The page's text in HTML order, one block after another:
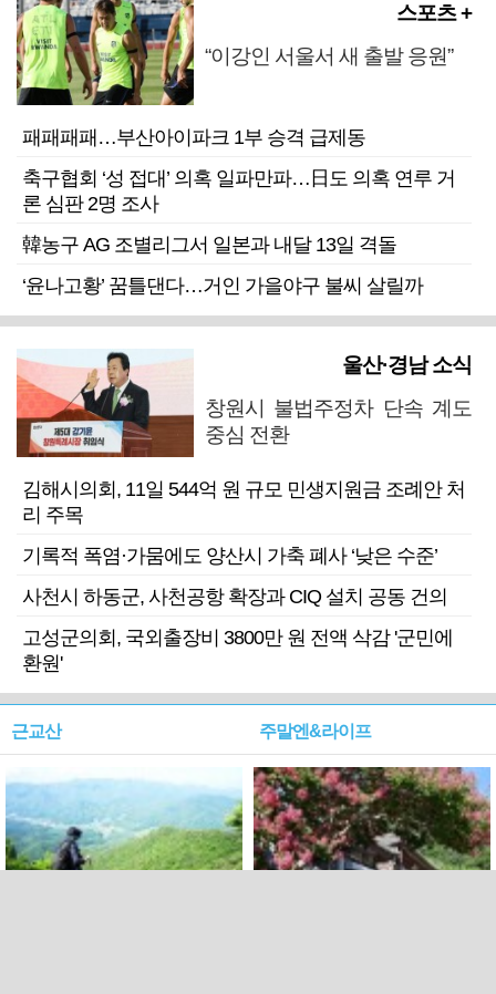
스포츠 +
“이강인 서울서 새 출발 응원”
패패패패…부산아이파크 1부 승격 급제동
축구협회 ‘성 접대’ 의혹 일파만파…日도 의혹 연루 거
론 심판 2명 조사
韓농구 AG 조별리그서 일본과 내달 13일 격돌
‘윤나고황’ 꿈틀댄다…거인 가을야구 불씨 살릴까
울산·경남 소식
창원시 불법주정차 단속 계도
중심 전환
김해시의회, 11일 544억 원 규모 민생지원금 조례안 처
리 주목
기록적 폭염·가뭄에도 양산시 가축 폐사 ‘낮은 수준’
사천시 하동군, 사천공항 확장과 CIQ 설치 공동 건의
고성군의회, 국외출장비 3800만 원 전액 삭감 '군민에
환원'
근교산 주말엔&라이프